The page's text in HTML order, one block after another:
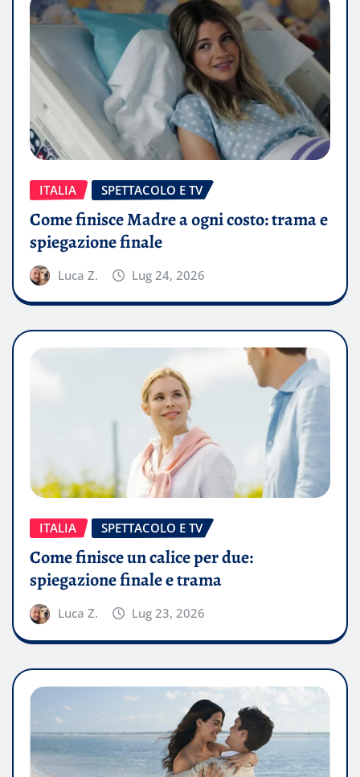
ITALIA SPETTACOLO E TV
Come finisce Madre a ogni costo: trama e
spiegazione finale
Luca Z. Lug 24, 2026
ITALIA SPETTACOLO E TV
Come finisce un calice per due:
spiegazione finale e trama
Luca Z. Lug 23, 2026